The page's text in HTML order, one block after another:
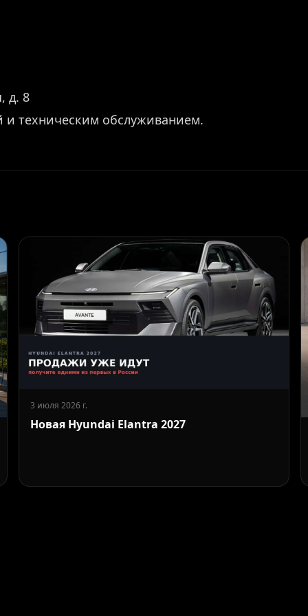
д. 8
и техническим обслуживанием.
3 июля 2026 г.
Новая Hyundai Elantra 2027